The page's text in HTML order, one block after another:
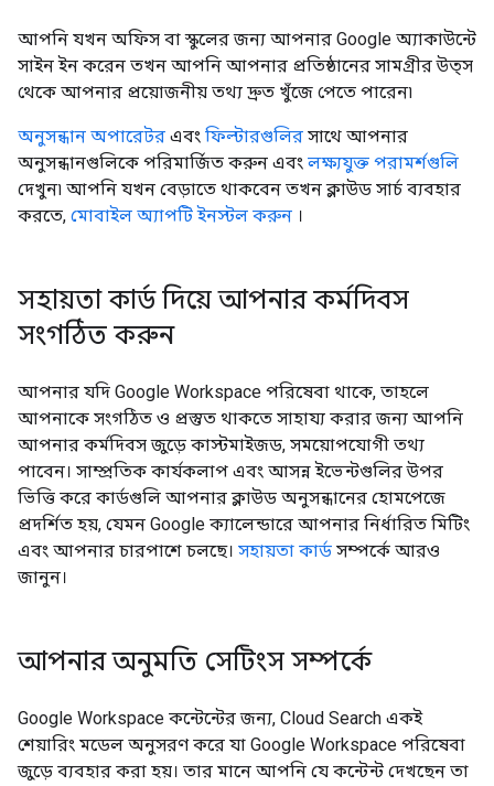
আপনি যখন অফিস বা স্কুলের জন্য আপনার Google অ্যাকাউন্টে
সাইন ইন করেন তখন আপনি আপনার প্রতিষ্ঠানের সামগ্রীর উত্স
থেকে আপনার প্রয়োজনীয় তথ্য দ্রুত খুঁজে পেতে পারেন৷
অনুসন্ধান অপারেটর এবং ফিল্টারগুলির সাথে আপনার
অনুসন্ধানগুলিকে পরিমার্জিত করুন এবং লক্ষ্যযুক্ত পরামর্শগুলি
দেখুন৷ আপনি যখন বেড়াতে থাকবেন তখন ক্লাউড সার্চ ব্যবহার
করতে, মোবাইল অ্যাপটি ইনস্টল করুন ।
সহায়তা কার্ড দিয়ে আপনার কর্মদিবস
সংগঠিত করুন
আপনার যদি Google Workspace পরিষেবা থাকে, তাহলে
আপনাকে সংগঠিত ও প্রস্তুত থাকতে সাহায্য করার জন্য আপনি
আপনার কর্মদিবস জুড়ে কাস্টমাইজড, সময়োপযোগী তথ্য
পাবেন। সাম্প্রতিক কার্যকলাপ এবং আসন্ন ইভেন্টগুলির উপর
ভিত্তি করে কার্ডগুলি আপনার ক্লাউড অনুসন্ধানের হোমপেজে
প্রদর্শিত হয়, যেমন Google ক্যালেন্ডারে আপনার নির্ধারিত মিটিং
এবং আপনার চারপাশে চলছে। সহায়তা কার্ড সম্পর্কে আরও
জানুন।
আপনার অনুমতি সেটিংস সম্পর্কে
Google Workspace কন্টেন্টের জন্য, Cloud Search একই
শেয়ারিং মডেল অনুসরণ করে যা Google Workspace পরিষেবা
জুড়ে ব্যবহার করা হয়। তার মানে আপনি যে কন্টেন্ট দেখছেন তা